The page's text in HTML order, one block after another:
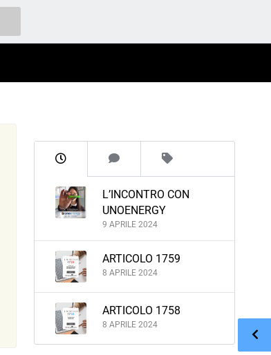
L’INCONTRO CON
UNOENERGY
9 APRILE 2024
ARTICOLO 1759
8 APRILE 2024
ARTICOLO 1758
8 APRILE 2024